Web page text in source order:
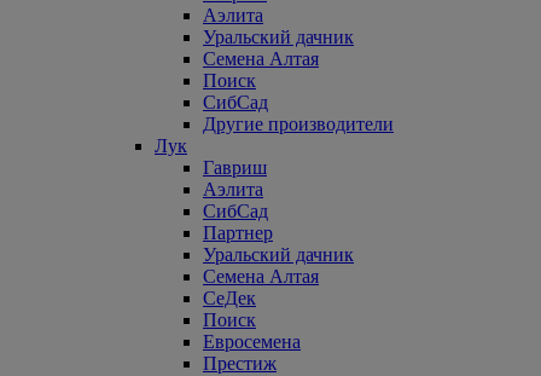
Аэлита
Уральский дачник
Семена Алтая
Поиск
СибСад
Другие производители
Лук
Гавриш
Аэлита
СибСад
Партнер
Уральский дачник
Семена Алтая
СеДек
Поиск
Евросемена
Престиж